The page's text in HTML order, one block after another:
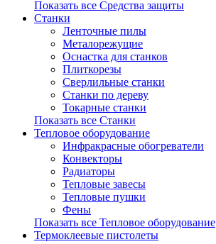
Показать все Средства защиты
Станки
Ленточные пилы
Металорежущие
Оснастка для станков
Плиткорезы
Сверлильные станки
Станки по дереву
Токарные станки
Показать все Станки
Тепловое оборудование
Инфракрасные обогреватели
Конвекторы
Радиаторы
Тепловые завесы
Тепловые пушки
Фены
Показать все Тепловое оборудование
Термоклеевые пистолеты